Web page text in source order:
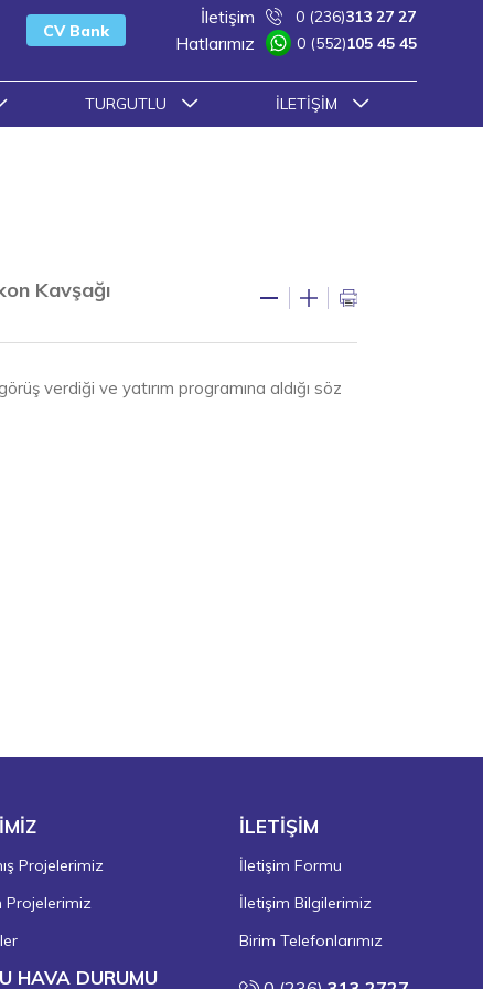
TURGUTLU İLETIŞIM
CV Bank
İletişim 0 (236)313 27 27
Hatlarımız 0 (552)105 45 45
Kavşağı
verdiği ve yatırım programına aldığı söz
Projelerimiz
Projelerimiz
HAVA DURUMU
İLETİŞİM
İletişim Formu
İletişim Bilgilerimiz
Birim Telefonlarımız